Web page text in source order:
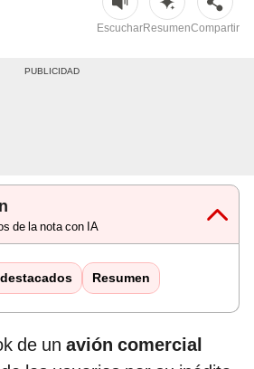
EscucharResumenCompartir
de la nota con IA
Resumen
de un avión comercial